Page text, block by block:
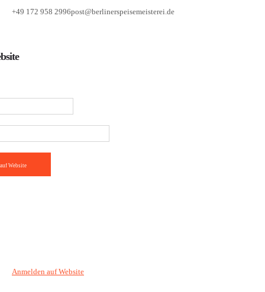
+49 172 958 2996post@berlinerspeisemeisterei.de
Website
Anmelden auf Website